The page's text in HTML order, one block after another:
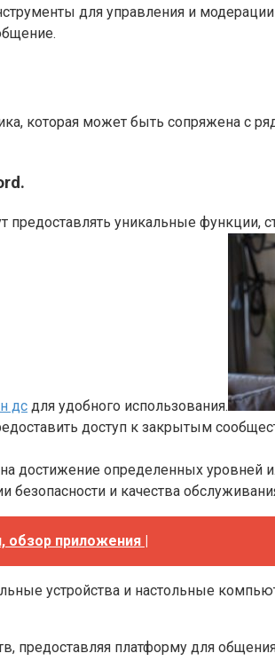
для управления и
которая может быть сопряжена
предоставлять уникальные функции,
дс для удобного использования.
доступ к закрытым
достижение определенных
безопасности и качества
обзор приложения |
устройства и настольные
предоставляя платформу для